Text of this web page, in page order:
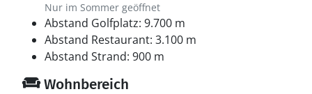
Nur im Sommer geöffnet
Abstand Golfplatz: 9.700 m
Abstand Restaurant: 3.100 m
Abstand Strand: 900 m
Wohnbereich